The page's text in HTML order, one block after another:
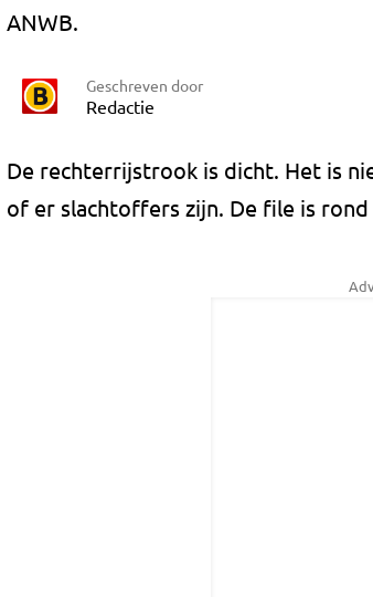
ANWB.
Geschreven door
Redactie
De rechterrijstrook is dicht. Het is
of er slachtoffers zijn. De file is rond